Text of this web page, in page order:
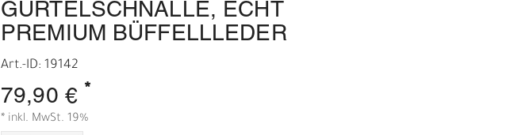
GÜRTELSCHNALLE, ECHT
PREMIUM BÜFFELLLEDER
Art.-ID: 19142
79,90 € *
* inkl. MwSt. 19%